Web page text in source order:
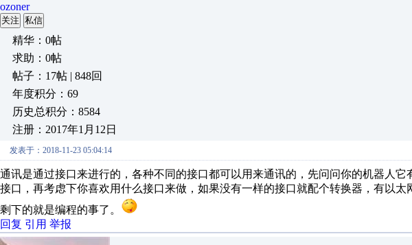
ozoner
关注 私信
精华：0帖
求助：0帖
帖子：17帖 | 848回
年度积分：69
历史总积分：8584
注册：2017年1月12日
发表于：2018-11-23 05:04:14
通讯是通过接口来进行的，各种不同的接口都可以用来通讯的，先问问你的机器人它
接口，再考虑下你喜欢用什么接口来做，如果没有一样的接口就配个转换器，有以太
剩下的就是编程的事了。
回复 引用 举报